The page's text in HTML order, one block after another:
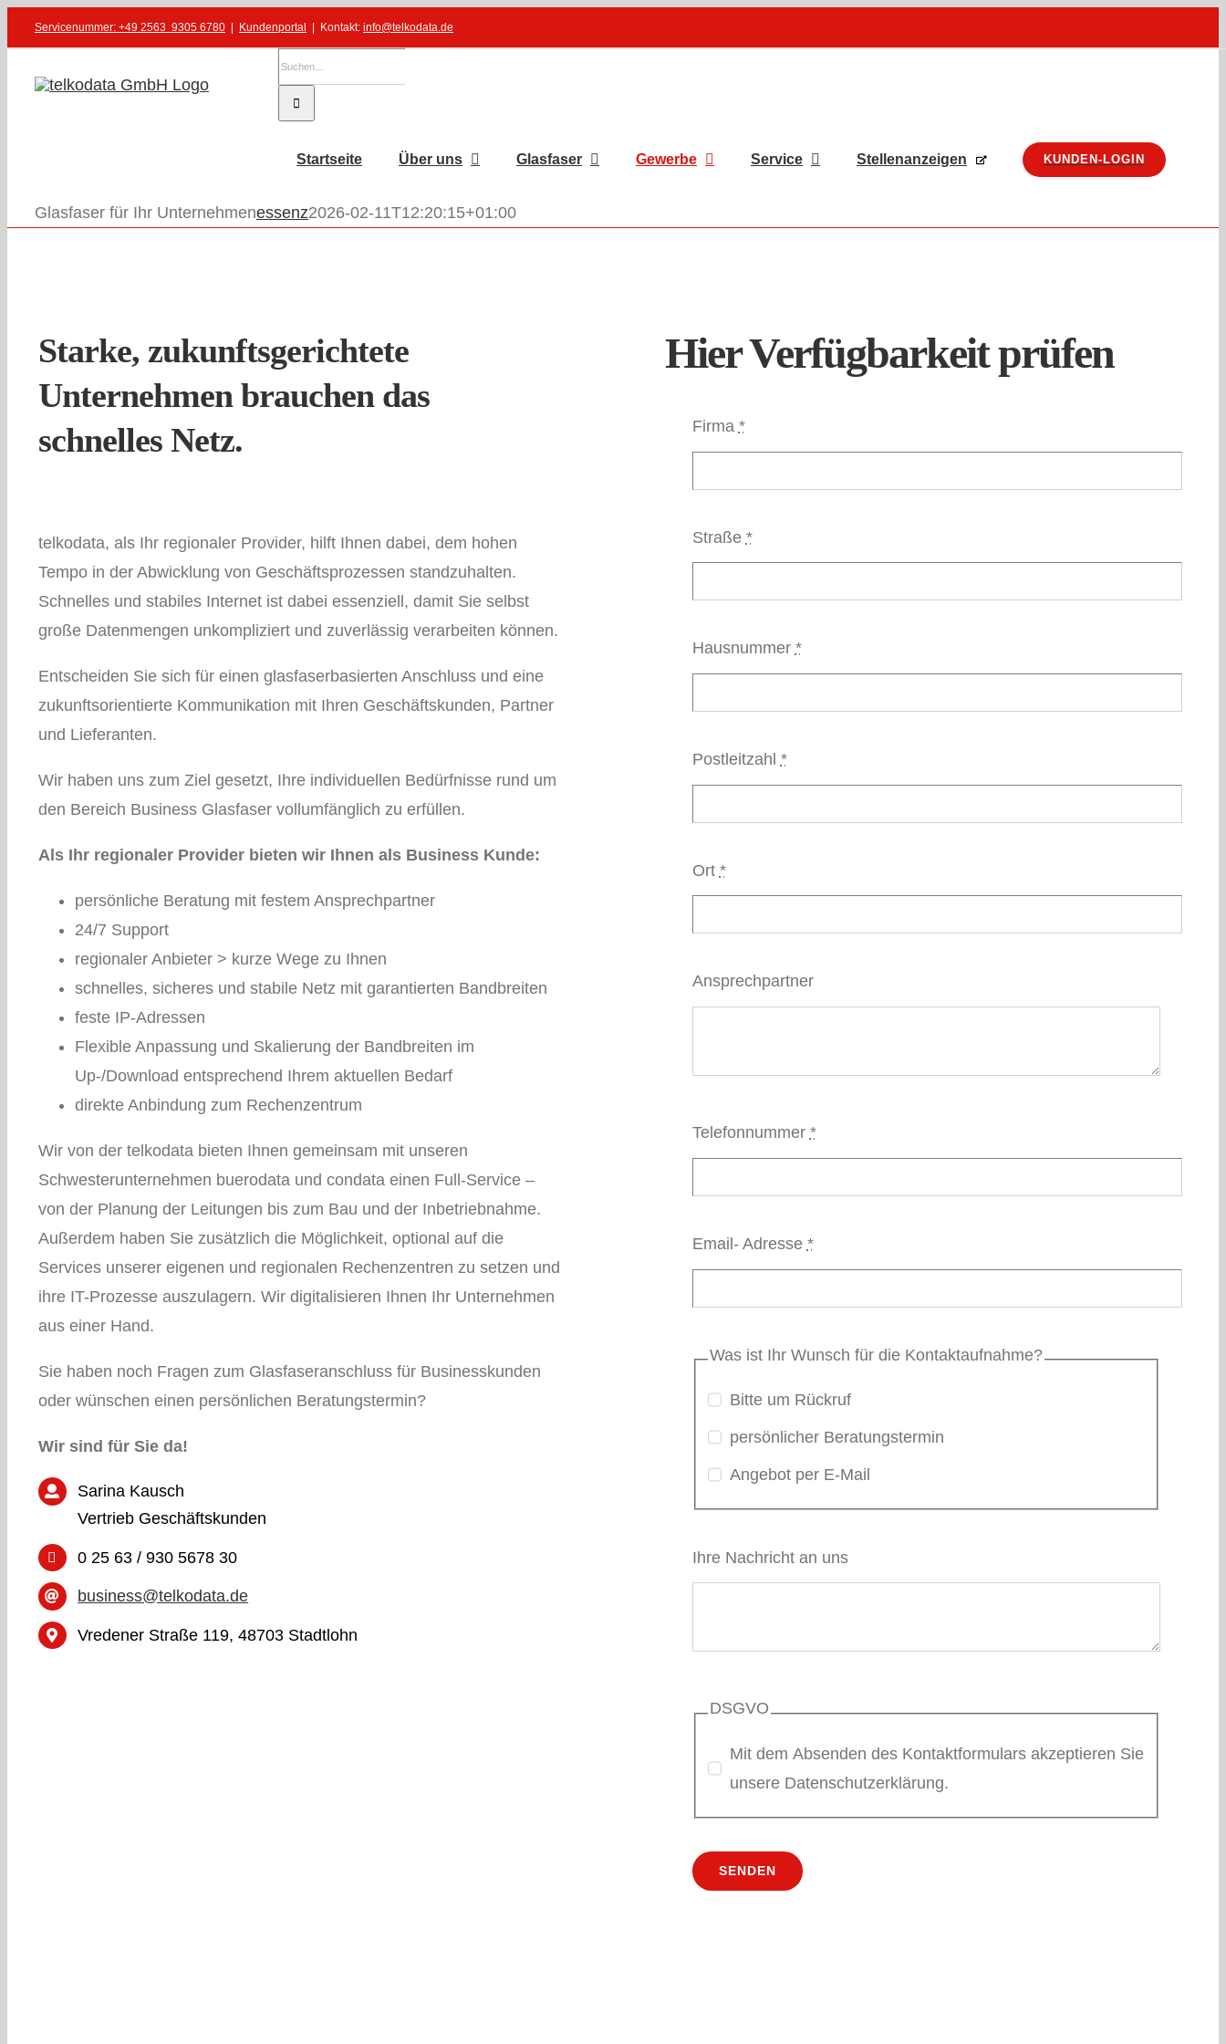
Zum
Inhalt
springen
Servicenummer: +49 2563 9305 6780 Kundenportal | Kontakt: info@telkodata.de
Suche
nach:
Startseite Über uns Glasfaser Gewerbe Service Stellenanzeigen KUNDEN-LOGIN
Glasfaser für Ihr Unternehmenessenz2026-02-11T12:20:15+01:00
Starke, zukunftsgerichtete
Unternehmen brauchen das
schnelles Netz.
telkodata, als Ihr regionaler Provider, hilft Ihnen dabei, dem hohen
Tempo in der Abwicklung von Geschäftsprozessen standzuhalten.
Schnelles und stabiles Internet ist dabei essenziell, damit Sie selbst
große Datenmengen unkompliziert und zuverlässig verarbeiten können.
Entscheiden Sie sich für einen glasfaserbasierten Anschluss und eine
zukunftsorientierte Kommunikation mit Ihren Geschäftskunden, Partner
und Lieferanten.
Wir haben uns zum Ziel gesetzt, Ihre individuellen Bedürfnisse rund um
den Bereich Business Glasfaser vollumfänglich zu erfüllen.
Als Ihr regionaler Provider bieten wir Ihnen als Business Kunde:
persönliche Beratung mit festem Ansprechpartner
24/7 Support
regionaler Anbieter > kurze Wege zu Ihnen
schnelles, sicheres und stabile Netz mit garantierten Bandbreiten
feste IP-Adressen
Flexible Anpassung und Skalierung der Bandbreiten im
Up-/Download entsprechend Ihrem aktuellen Bedarf
direkte Anbindung zum Rechenzentrum
Wir von der telkodata bieten Ihnen gemeinsam mit unseren
Schwesterunternehmen buerodata und condata einen Full-Service –
von der Planung der Leitungen bis zum Bau und der Inbetriebnahme.
Außerdem haben Sie zusätzlich die Möglichkeit, optional auf die
Services unserer eigenen und regionalen Rechenzentren zu setzen und
ihre IT-Prozesse auszulagern. Wir digitalisieren Ihnen Ihr Unternehmen
aus einer Hand.
Sie haben noch Fragen zum Glasfaseranschluss für Businesskunden
oder wünschen einen persönlichen Beratungstermin?
Wir sind für Sie da!
Sarina Kausch
Vertrieb Geschäftskunden
0 25 63 / 930 5678 30
business@telkodata.de
Vredener Straße 119, 48703 Stadtlohn
Hier Verfügbarkeit prüfen
Firma *
Straße *
Hausnummer *
Postleitzahl *
Ort *
Ansprechpartner
Telefonnummer *
Email- Adresse *
Was ist Ihr Wunsch für die Kontaktaufnahme?
Bitte um Rückruf
persönlicher Beratungstermin
Angebot per E-Mail
Ihre Nachricht an uns
DSGVO
Mit dem Absenden des Kontaktformulars akzeptieren Sie
unsere Datenschutzerklärung.
SENDEN